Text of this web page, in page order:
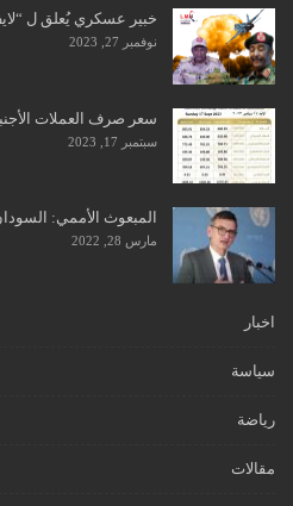
خبير عسكري يُعلق ل
نوفمبر 27, 2023
سعر صرف العملات
سبتمبر 17, 2023
المبعوث الأممي:
مارس 28, 2022
اخبار
سياسة
رياضة
مقالات